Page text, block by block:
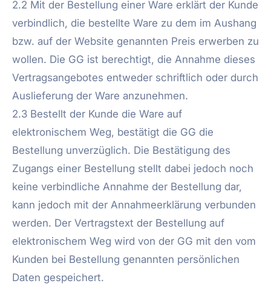
2.2 Mit der Bestellung einer Ware erklärt der Kunde
verbindlich, die bestellte Ware zu dem im Aushang
bzw. auf der Website genannten Preis erwerben zu
wollen. Die GG ist berechtigt, die Annahme dieses
Vertragsangebotes entweder schriftlich oder durch
Auslieferung der Ware anzunehmen.
2.3 Bestellt der Kunde die Ware auf
elektronischem Weg, bestätigt die GG die
Bestellung unverzüglich. Die Bestätigung des
Zugangs einer Bestellung stellt dabei jedoch noch
keine verbindliche Annahme der Bestellung dar,
kann jedoch mit der Annahmeerklärung verbunden
werden. Der Vertragstext der Bestellung auf
elektronischem Weg wird von der GG mit den vom
Kunden bei Bestellung genannten persönlichen
Daten gespeichert.